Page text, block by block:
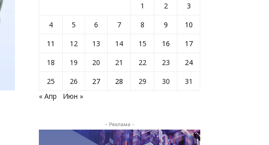
1 2
3
4
5 6 7 8 9
10
11
12 13 14 15 16
17
18
19 20 21 22 23
24
25
26 27 28 29 30
31
« Апр
Июн »
- Реклама -